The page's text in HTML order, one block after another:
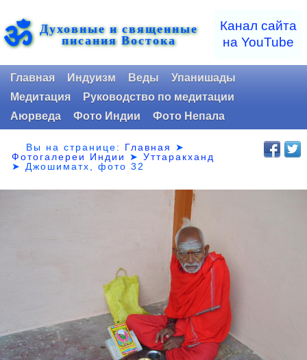
ॐ Духовные и священные
писания Востока
Канал сайта
на YouTube
Главная Индуизм Веды
Упанишады
Медитация
Руководство по медитации
Аюрведа
Фото Индии Фото Непала
Вы на странице: Главная
➤
Фотогалереи Индии
➤Уттаракханд
➤ Джошиматх, фото 32